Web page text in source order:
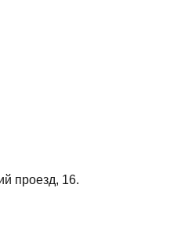
проезд, 16.